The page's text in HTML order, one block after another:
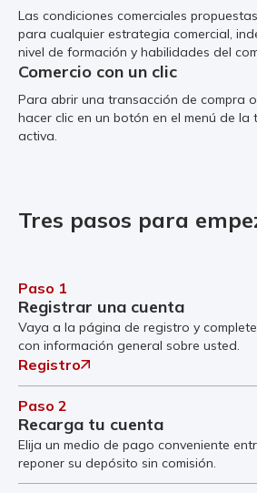
Las condiciones comerciales
para cualquier estrategia comercial,
nivel de formación y habilidades del
Comercio con un clic
Para abrir una transacción de compra
hacer clic en un botón en el menú de la
activa.
Tres pasos para
Paso 1
Registrar una cuenta
Vaya a la página de registro y
con información general sobre usted.
Registro
Paso 2
Recarga tu cuenta
Elija un medio de pago conveniente
reponer su depósito sin comisión.